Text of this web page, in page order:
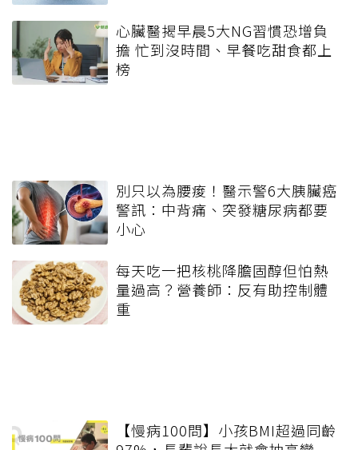
心臟醫揭早晨5大NG習慣恐增負
擔 忙到沒時間、早餐吃甜食都上
榜
別只以為腰痠！醫示警6大胰臟癌
警訊：中背痛、突發糖尿病都要
小心
每天吃一把核桃降膽固醇但怕熱
量過高？營養師：反有助控制體
重
【慢病100問】小孩BMI超過同齡